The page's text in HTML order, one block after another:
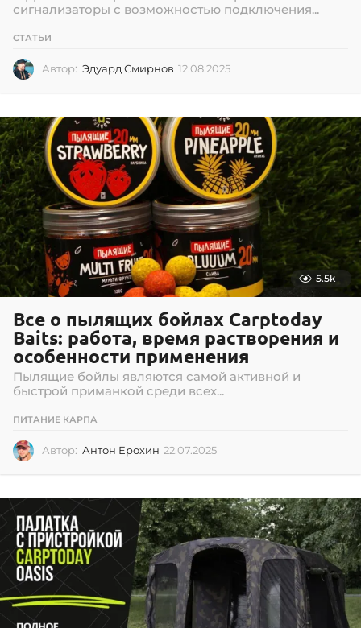
сигнализаторы с возможностью подключения...
СТАТЬИ
Автор: Эдуард Смирнов 12.08.2025
0
8
.
2
0
2
5
5.5k
Все о пылящих бойлах Carptoday
Baits: работа, время растворения и
особенности применения
Пылящие бойлы являются самой активной и
быстрой приманкой среди всех...
ПИТАНИЕ КАРПА
Автор: Антон Ерохин 22.07.2025
0
7
.
2